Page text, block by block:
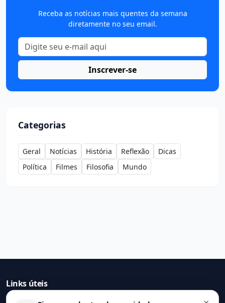
Receba as notícias mais quentes da semana
diretamente no seu email.
Inscrever-se
Categorias
Geral Notícias História Reflexão
Dicas
Política
Filmes Filosofia Mundo
Links úteis